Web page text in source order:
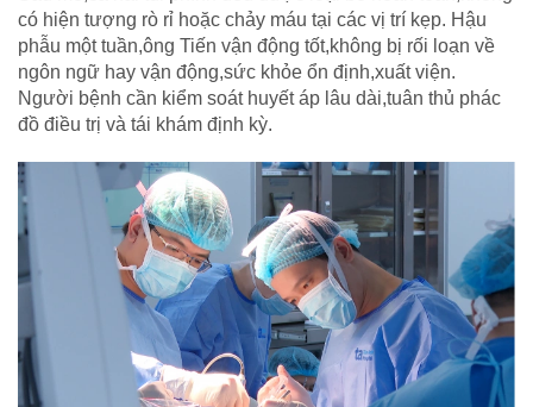
có hiện tượng rò rỉ hoặc chảy máu tại các vị trí kẹp. Hậu
phẫu một tuần,ông Tiến vận động tốt,không bị rối loạn về
ngôn ngữ hay vận động,sức khỏe ổn định,xuất viện.
Người bệnh cần kiểm soát huyết áp lâu dài,tuân thủ phác
đồ điều trị và tái khám định kỳ.